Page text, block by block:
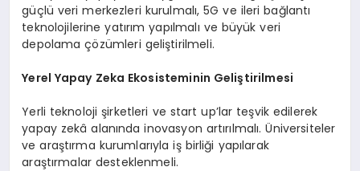
güçlü veri merkezleri kurulmalı, 5G ve ileri bağlantı
teknolojilerine yatırım yapılmalı ve büyük veri
depolama çözümleri geliştirilmeli.
Yerel Yapay Zeka Ekosisteminin Geliştirilmesi
Yerli teknoloji şirketleri ve start up’lar teşvik edilerek
yapay zekâ alanında inovasyon artırılmalı. Üniversiteler
ve araştırma kurumlarıyla iş birliği yapılarak
araştırmalar desteklenmeli.